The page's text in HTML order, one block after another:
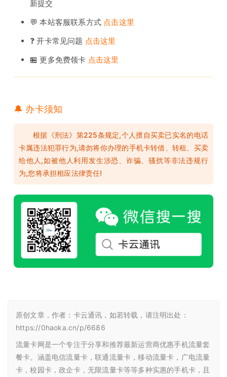
新提交
💬 本站客服联系方式 点击这里
❓ 开卡常见问题 点击这里
🏪 更多免费领卡 点击这里
🔔 办卡须知
根据《刑法》第225条规定,个人擅自买卖已实名的电话
卡属违法犯罪行为,请勿将你办理的手机卡转借、转租、买卖
给他人,如被他人利用发生涉恐、诈骗、骚扰等非法违规行
为,您将承担相应法律责任!
原创文章，作者：卡云通讯，如若转载，请注明出处：
https://0haoka.cn/p/6686
流量卡网是一个专注于分享和推荐最新运营商优惠手机流量套
餐卡。涵盖电信流量卡，联通流量卡，移动流量卡，广电流量
卡，校园卡，政企卡，无限流量卡等等多种实惠的手机卡，且